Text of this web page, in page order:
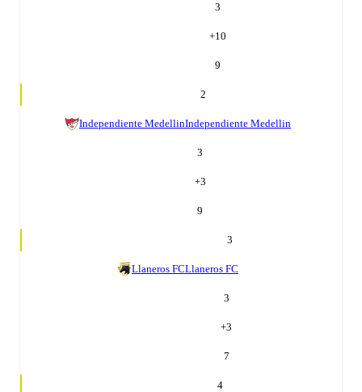
3
+10
9
2
Independiente MedellinIndependiente Medellin
3
+3
9
3
Llaneros FCLlaneros FC
3
+3
7
4